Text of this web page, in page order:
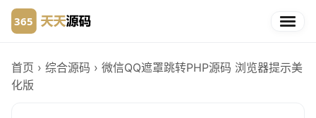
首页 › 综合源码 › 微信QQ遮罩跳转PHP源码 浏览器提示美
化版